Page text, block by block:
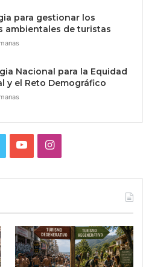
para gestionar los
ambientales de turistas
Nacional para la Equidad
y el Reto Demográfico
YouTubeInstagram